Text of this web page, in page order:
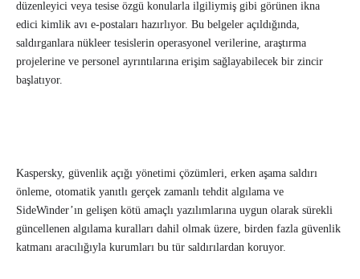
düzenleyici veya tesise özgü konularla ilgiliymiş gibi görünen ikna
edici kimlik avı e-postaları hazırlıyor. Bu belgeler açıldığında,
saldırganlara nükleer tesislerin operasyonel verilerine, araştırma
projelerine ve personel ayrıntılarına erişim sağlayabilecek bir zincir
başlatıyor.
Kaspersky, güvenlik açığı yönetimi çözümleri, erken aşama saldırı
önleme, otomatik yanıtlı gerçek zamanlı tehdit algılama ve
SideWinder’ın gelişen kötü amaçlı yazılımlarına uygun olarak sürekli
güncellenen algılama kuralları dahil olmak üzere, birden fazla güvenlik
katmanı aracılığıyla kurumları bu tür saldırılardan koruyor.